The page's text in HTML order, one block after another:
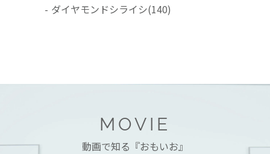
- ダイヤモンドシライシ(140)
MOVIE
動画で知る『おもいお』